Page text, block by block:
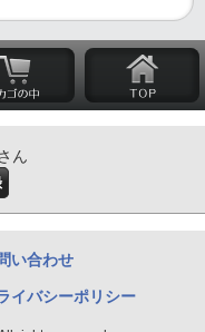
ん
い合わせ
イバシーポリシー